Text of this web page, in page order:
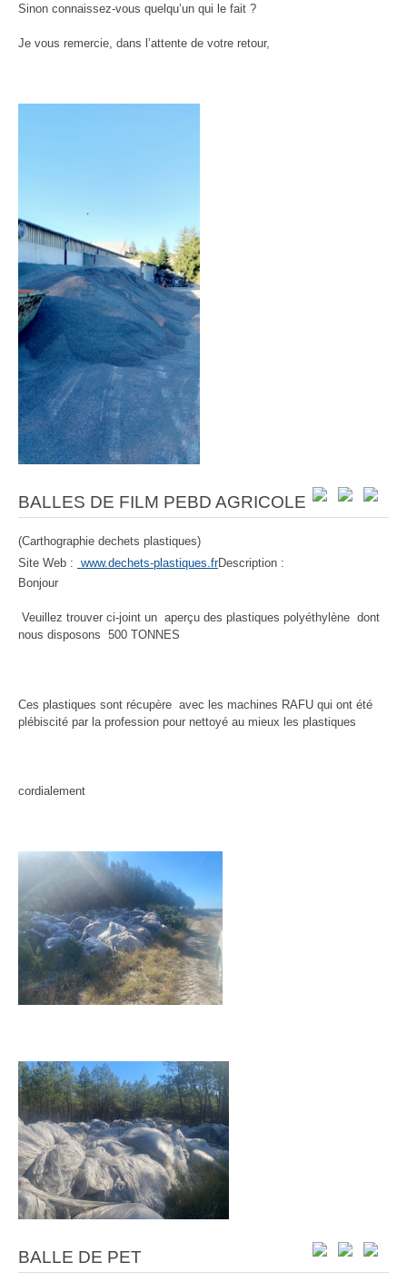
Sinon connaissez-vous quelqu’un qui le fait ?
Je vous remercie, dans l’attente de votre retour,
BALLES DE FILM PEBD AGRICOLE
(Carthographie dechets plastiques)
Site Web : www.dechets-plastiques.frDescription :
Bonjour
Veuillez trouver ci-joint un aperçu des plastiques polyéthylène dont
nous disposons 500 TONNES
Ces plastiques sont récupère avec les machines RAFU qui ont été
plébiscité par la profession pour nettoyé au mieux les plastiques
cordialement
BALLE DE PET